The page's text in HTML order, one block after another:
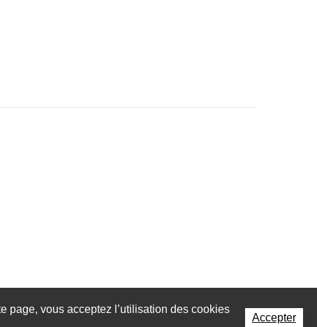
page, vous acceptez l’utilisation des cookies
Accepter